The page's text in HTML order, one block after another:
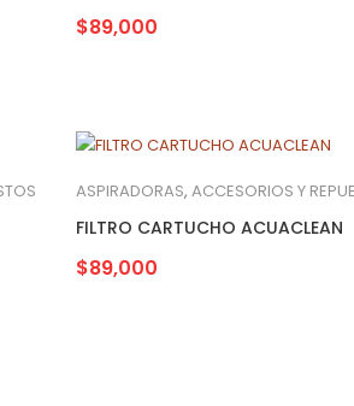
$89,000
ASPIRADORAS, ACCESORIOS Y
FILTRO CARTUCHO ACUACLEAN
$89,000